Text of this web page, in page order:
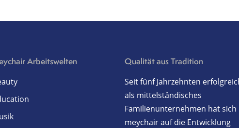
Arbeitswelten Qualität aus Tradition
Seit fünf Jahrzehnten
als mittelständisches
Familienunternehmen hat sich
meychair auf die Entwicklung